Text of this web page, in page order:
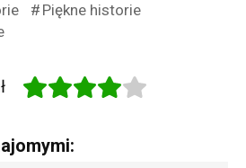
Piękne historie